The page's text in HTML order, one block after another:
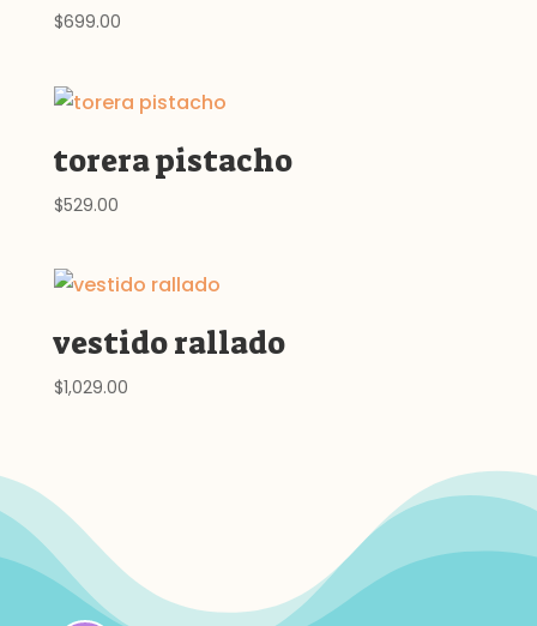
$699.00
torera pistacho
$529.00
vestido rallado
$1,029.00